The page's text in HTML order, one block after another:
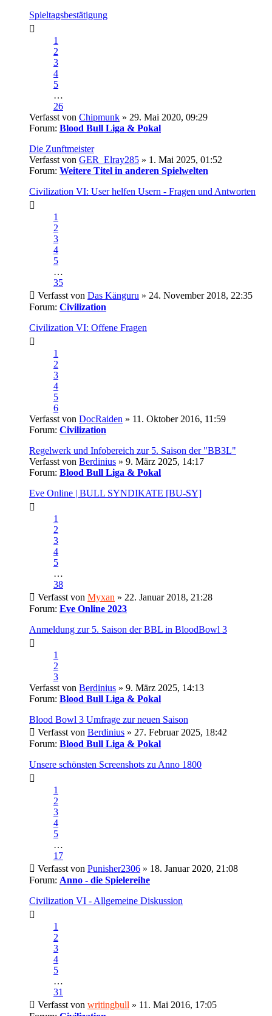
Spieltagsbestätigung
1
2
3
4
5
…
26
Verfasst von Chipmunk » 29. Mai 2020, 09:29
Forum: Blood Bull Liga & Pokal
Die Zunftmeister
Verfasst von GER_Elray285 » 1. Mai 2025, 01:52
Forum: Weitere Titel in anderen Spielwelten
Civilization VI: User helfen Usern - Fragen und Antworten
1
2
3
4
5
…
35
Verfasst von Das Känguru » 24. November 2018, 22:35
Forum: Civilization
Civilization VI: Offene Fragen
1
2
3
4
5
6
Verfasst von DocRaiden » 11. Oktober 2016, 11:59
Forum: Civilization
Regelwerk und Infobereich zur 5. Saison der "BB3L"
Verfasst von Berdinius » 9. März 2025, 14:17
Forum: Blood Bull Liga & Pokal
Eve Online | BULL SYNDIKATE [BU-SY]
1
2
3
4
5
…
38
Verfasst von Myxan » 22. Januar 2018, 21:28
Forum: Eve Online 2023
Anmeldung zur 5. Saison der BBL in BloodBowl 3
1
2
3
Verfasst von Berdinius » 9. März 2025, 14:13
Forum: Blood Bull Liga & Pokal
Blood Bowl 3 Umfrage zur neuen Saison
Verfasst von Berdinius » 27. Februar 2025, 18:42
Forum: Blood Bull Liga & Pokal
Unsere schönsten Screenshots zu Anno 1800
1
2
3
4
5
…
17
Verfasst von Punisher2306 » 18. Januar 2020, 21:08
Forum: Anno - die Spielereihe
Civilization VI - Allgemeine Diskussion
1
2
3
4
5
…
31
Verfasst von writingbull » 11. Mai 2016, 17:05